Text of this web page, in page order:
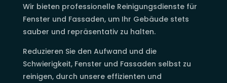
Wir bieten professionelle Reinigungsdienste für
Fenster und Fassaden, um Ihr Gebäude stets
sauber und repräsentativ zu halten.
Reduzieren Sie den Aufwand und die
Schwierigkeit, Fenster und Fassaden selbst zu
reinigen, durch unsere effizienten und